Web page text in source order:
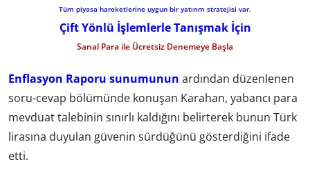
Tüm piyasa hareketlerine uygun bir yatırım stratejisi var.
Çift Yönlü İşlemlerle Tanışmak İçin
Sanal Para ile Ücretsiz Denemeye Başla
Enflasyon Raporu sunumunun ardından düzenlenen
soru-cevap bölümünde konuşan Karahan, yabancı para
mevduat talebinin sınırlı kaldığını belirterek bunun Türk
lirasına duyulan güvenin sürdüğünü gösterdiğini ifade
etti.